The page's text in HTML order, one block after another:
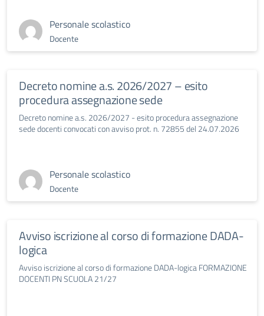
Personale scolastico
Docente
Decreto nomine a.s. 2026/2027 – esito
procedura assegnazione sede
Decreto nomine a.s. 2026/2027 - esito procedura assegnazione
sede docenti convocati con avviso prot. n. 72855 del 24.07.2026
Personale scolastico
Docente
Avviso iscrizione al corso di formazione DADA-
logica
Avviso iscrizione al corso di formazione DADA-logica FORMAZIONE
DOCENTI PN SCUOLA 21/27